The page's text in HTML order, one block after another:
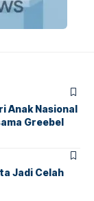
Anak Nasional
Greebel
Jadi Celah